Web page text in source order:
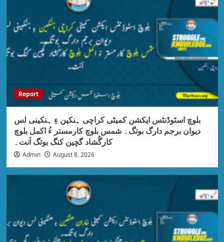
Report
بلوچ اسٹوڈنٹس ایکشن کمیٹی کراچی ہنکین ءِ ہنکینی لس
دیوان برجم دارگ بوتگ۔ شمس بلوچ کارمستر ءُ اکمل بلوچ
کارگُشاد گچین کنگ بوتگ اَنت۔
Admin August 8, 2026